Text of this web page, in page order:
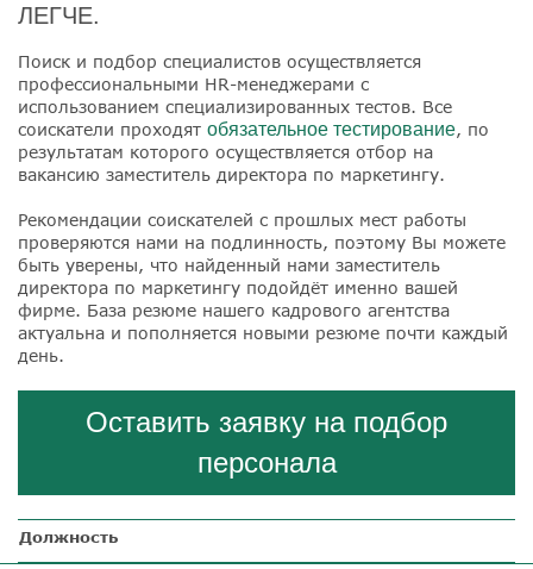
ЛЕГЧЕ.
Поиск и подбор специалистов осуществляется
профессиональными HR-менеджерами с
использованием специализированных тестов. Все
соискатели проходят обязательное тестирование, по
результатам которого осуществляется отбор на
вакансию заместитель директора по маркетингу.
Рекомендации соискателей с прошлых мест работы
проверяются нами на подлинность, поэтому Вы можете
быть уверены, что найденный нами заместитель
директора по маркетингу подойдёт именно вашей
фирме. База резюме нашего кадрового агентства
актуальна и пополняется новыми резюме почти каждый
день.
Оставить заявку на подбор
персонала
Должность